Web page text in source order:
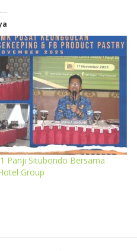
Panji Situbondo Bersama
Group